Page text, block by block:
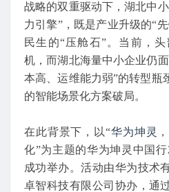
战略的双重驱动下，湖北中
力引擎”，既是产业升级的“
民生的“压舱石”。当前，
机，而湖北海量中小企业仍
本高、运维能力弱”的转型瓶
的智能场景化方案破局。
在此背景下，以“华为坤灵
化”为主题的华为坤灵中国行
成功举办。活动由华为技术
卓智科技有限公司协办，通